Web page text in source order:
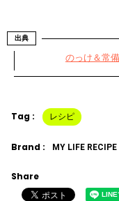
出典
のっけ＆常
Tag : レシピ
Brand : MY LIFE RECIPE
Share